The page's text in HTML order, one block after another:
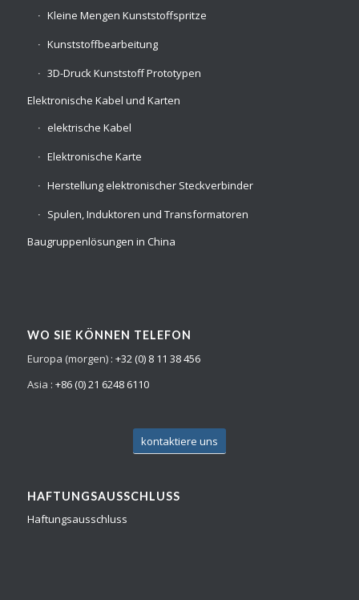
Kleine Mengen Kunststoffspritze
Kunststoffbearbeitung
3D-Druck Kunststoff Prototypen
Elektronische Kabel und Karten
elektrische Kabel
Elektronische Karte
Herstellung elektronischer Steckverbinder
Spulen, Induktoren und Transformatoren
Baugruppenlösungen in China
WO SIE KÖNNEN TELEFON
Europa (morgen) : +32 (0) 8 11 38 456
Asia : +86 (0) 21 6248 6110
kontaktiere uns
HAFTUNGSAUSSCHLUSS
Haftungsausschluss